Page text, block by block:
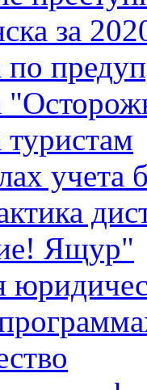
за
по
учета
Ящур"